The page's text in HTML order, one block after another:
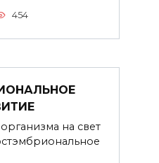
454
на свет